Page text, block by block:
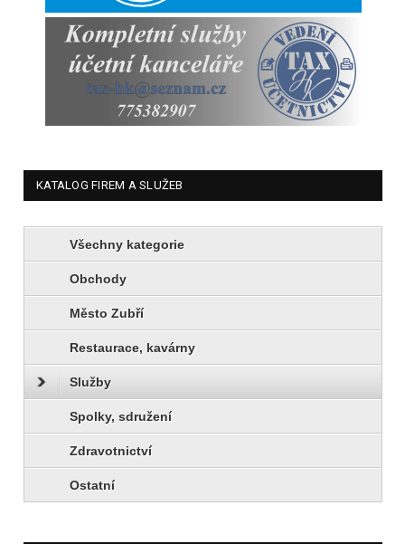
KATALOG FIREM A SLUŽEB
Všechny kategorie
Obchody
Město Zubří
Restaurace, kavárny
Služby
Spolky, sdružení
Zdravotnictví
Ostatní